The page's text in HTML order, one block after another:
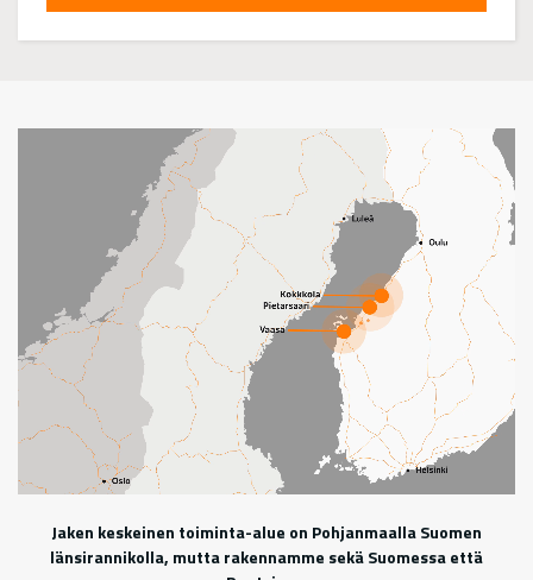
Jaken keskeinen toiminta-alue on Pohjanmaalla Suomen
länsirannikolla, mutta rakennamme sekä Suomessa että